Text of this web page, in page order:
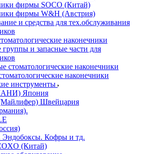
фирмы SOCO (Китай)
фирмы W&H (Австрия)
и средства для тех.обслуживания
наконечники
и запасные части для
стоматологические наконечники
наконечники
инструменты
Япония
Швейцария
Эндобоксы. Кофры и тд.
(Китай)